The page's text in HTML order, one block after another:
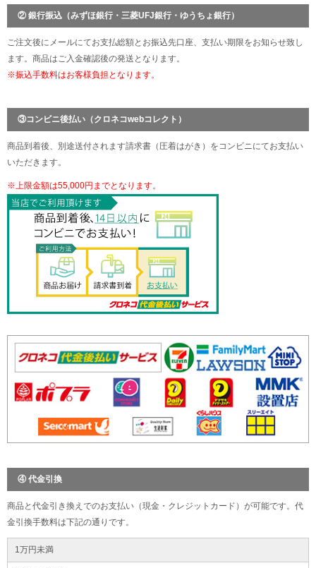
② 銀行振込（みずほ銀行・三菱UFJ銀行・ゆうちょ銀行）
ご注文後にメールにてお支払総額とお振込先口座、支払い期限をお知らせ致し
ます。商品はご入金確認後の発送となります。
※振込手数料はお客様負担となります。
③コンビニ後払い（クロネコwebコレクト）
商品到着後、別途送付されます請求書（圧着はがき）をコンビニにてお支払い
いただきます。
※上限金額は55,000円までとなります。
④ 代金引換
商品と代金引き換えでのお支払い（現金・クレジットカード）が可能です。代
金引換手数料は下記の通りです。
1万円未満